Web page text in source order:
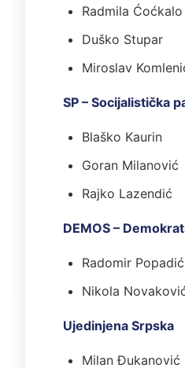
Radmila Ćoćkalo
Duško Stupar
Miroslav
SP – Socijalistička
Blaško Kaurin
Goran Milanović
Rajko Lazendić
DEMOS –
Radomir Popadić
Nikola
Ujedinjena Srpska
Milan Đukanović